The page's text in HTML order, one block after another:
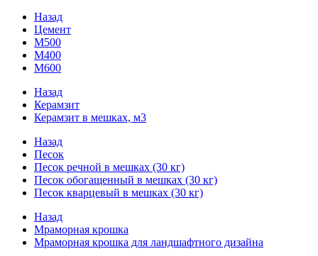
Назад
Цемент
М500
М400
М600
Назад
Керамзит
Керамзит в мешках, м3
Назад
Песок
Песок речной в мешках (30 кг)
Песок обогащенный в мешках (30 кг)
Песок кварцевый в мешках (30 кг)
Назад
Мраморная крошка
Мраморная крошка для ландшафтного дизайна